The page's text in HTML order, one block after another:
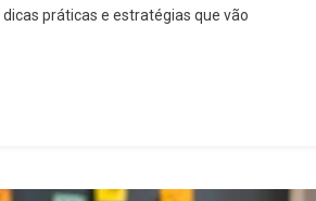
práticas e estratégias que vão